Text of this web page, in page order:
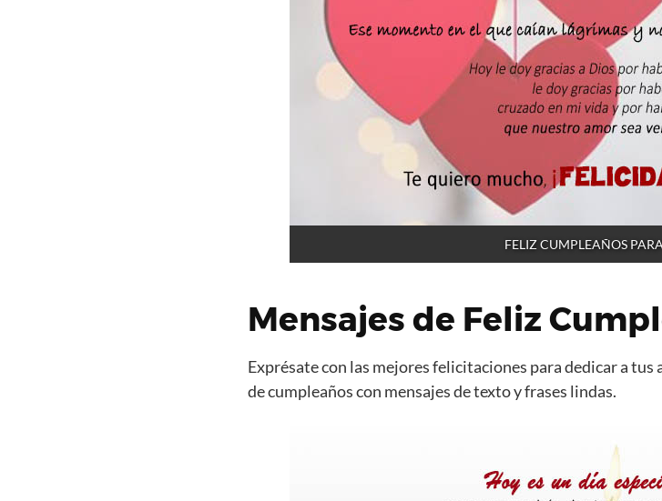
FELIZ CUMPLEAÑOS
Mensajes de Feliz
Exprésate con las mejores felicitaciones para dedicar a tus
de cumpleaños con mensajes de texto y frases lindas.